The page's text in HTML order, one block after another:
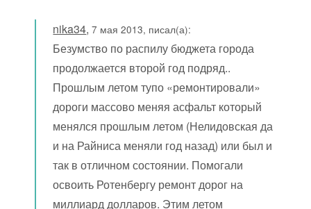
nika34,7 мая 2013, писал(а):
Безумство по распилу бюджета города
продолжается второй год подряд..
Прошлым летом тупо «ремонтировали»
дороги массово меняя асфальт который
менялся прошлым летом (Нелидовская да
и на Райниса меняли год назад) или был и
так в отличном состоянии. Помогали
освоить Ротенбергу ремонт дорог на
миллиард долларов. Этим летом